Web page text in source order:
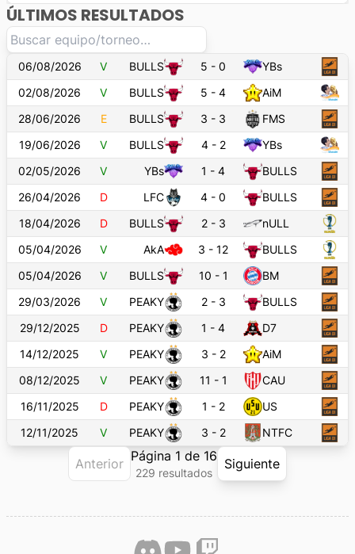
ÚLTIMOS RESULTADOS
06/08/2026 V BULLS 5 - 0
YBs
02/08/2026
V BULLS 5 - 4
AiM
28/06/2026
E BULLS 3 - 3
FMS
19/06/2026
V BULLS 4- 2
YBs
02/05/2026
V YBs 1 - 4
BULLS
26/04/2026
D LFC 4 - 0
BULLS
18/04/2026
D BULLS 2- 3
nULL
05/04/2026
V AkA 3 - 12
BULLS
05/04/2026
V BULLS 10 - 1
BM
29/03/2026
V PEAKY 2- 3
BULLS
29/12/2025
D PEAKY 1 - 4
D7
14/12/2025
V PEAKY 3 - 2
AiM
08/12/2025
V PEAKY 11 - 1
CAU
16/11/2025
D PEAKY 1 - 2
US
12/11/2025
V PEAKY 3 - 2 NTFC
Anterior Página 1 de 16
229 resultados
Siguiente